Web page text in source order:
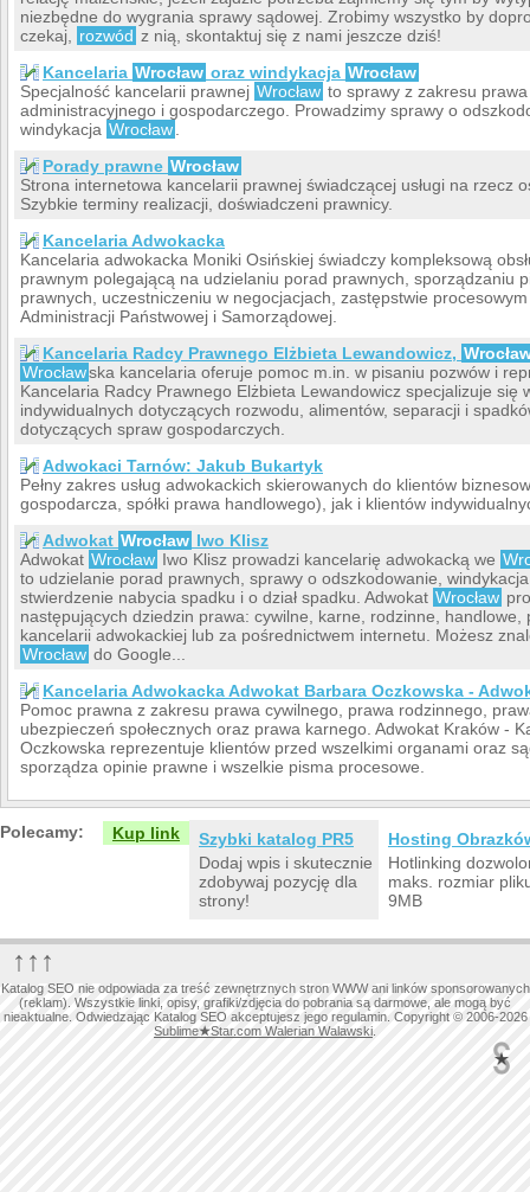
niezbędne do wygrania sprawy sądowej. Zrobimy wszystko by
czekaj,
rozwód z nią, skontaktuj się z nami jeszcze dziś!
Kancelaria Wrocław oraz windykacja Wrocław
Specjalność kancelarii prawnej Wrocław to sprawy z zakresu
administracyjnego i gospodarczego. Prowadzimy sprawy o
windykacja Wrocław
Porady prawne Wrocław
Strona internetowa kancelarii prawnej świadczącej usługi na rzecz
Szybkie terminy realizacji, doświadczeni prawnicy.
Kancelaria Adwokacka
Kancelaria adwokacka Moniki Osińskiej świadczy kompleksową
prawnym polegającą na udzielaniu porad prawnych, sporządzaniu
prawnych, uczestniczeniu w negocjacjach, zastępstwie
Administracji Państwowej i Samorządowej.
Kancelaria Radcy Prawnego Elżbieta Lewandowicz,
Wrocławska kancelaria oferuje pomoc m.in. w pisaniu pozwów i
Kancelaria Radcy Prawnego Elżbieta Lewandowicz specjalizuje się
indywidualnych dotyczących rozwodu, alimentów, separacji i
dotyczących spraw gospodarczych.
Adwokaci Tarnów: Jakub Bukartyk
Pełny zakres usług adwokackich skierowanych do klientów
gospodarcza, spółki prawa handlowego), jak i klientów
Adwokat Wrocław Iwo Klisz
Adwokat Wrocław Iwo Klisz prowadzi kancelarię adwokacką we
to udzielanie porad prawnych, sprawy o odszkodowanie,
stwierdzenie nabycia spadku i o dział spadku. Adwokat Wrocław
następujących dziedzin prawa: cywilne, karne, rodzinne,
kancelarii adwokackiej lub za pośrednictwem internetu. Możesz
Wrocław do Google...
Kancelaria Adwokacka Adwokat Barbara Oczkowska -
Pomoc prawna z zakresu prawa cywilnego, prawa rodzinnego,
ubezpieczeń społecznych oraz prawa karnego. Adwokat Kraków -
Oczkowska reprezentuje klientów przed wszelkimi organami oraz
sporządza opinie prawne i wszelkie pisma procesowe.
Polecamy: Kup link
Szybki katalog PR5
Dodaj wpis i skutecznie
zdobywaj pozycję dla
strony!
Hosting
Hotlinking
maks. rozmiar
9MB
↑↑↑
Katalog SEO nie odpowiada za treść zewnętrznych stron WWW ani linków sponsorowanych
(reklam). Wszystkie linki, opisy, grafiki/zdjęcia do pobrania są darmowe, ale mogą być
nieaktualne. Odwiedzając Katalog SEO akceptujesz jego regulamin. Copyright © 2006-2026
Sublime★Star.com Walerian Walawski